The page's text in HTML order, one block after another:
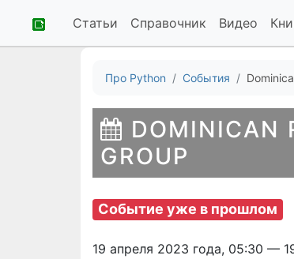
Статьи Справочник Видео
Про Python События
DOMINICAN
GROUP
Событие уже в прошлом
19 апреля 2023 года, 05:30 —